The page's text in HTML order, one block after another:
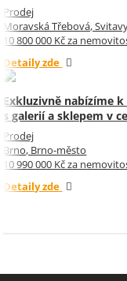
Prodej
Moravská Třebová,
10 800 000 Kč za
Detaily zde
Exkluzivně nabízíme
s galerií a sklepem v
Prodej
Brno, Brno-město
10 990 000 Kč za
Detaily zde